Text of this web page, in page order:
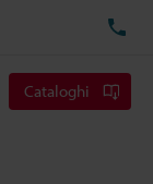
Cataloghi